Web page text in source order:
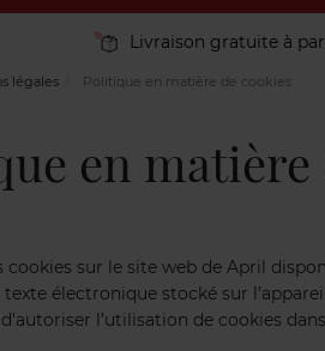
Livraison gratuite à
légales Politique en matière de cookies
en matière
sur le site web de April
électronique stocké sur
d'autoriser l’utilisation de cookies